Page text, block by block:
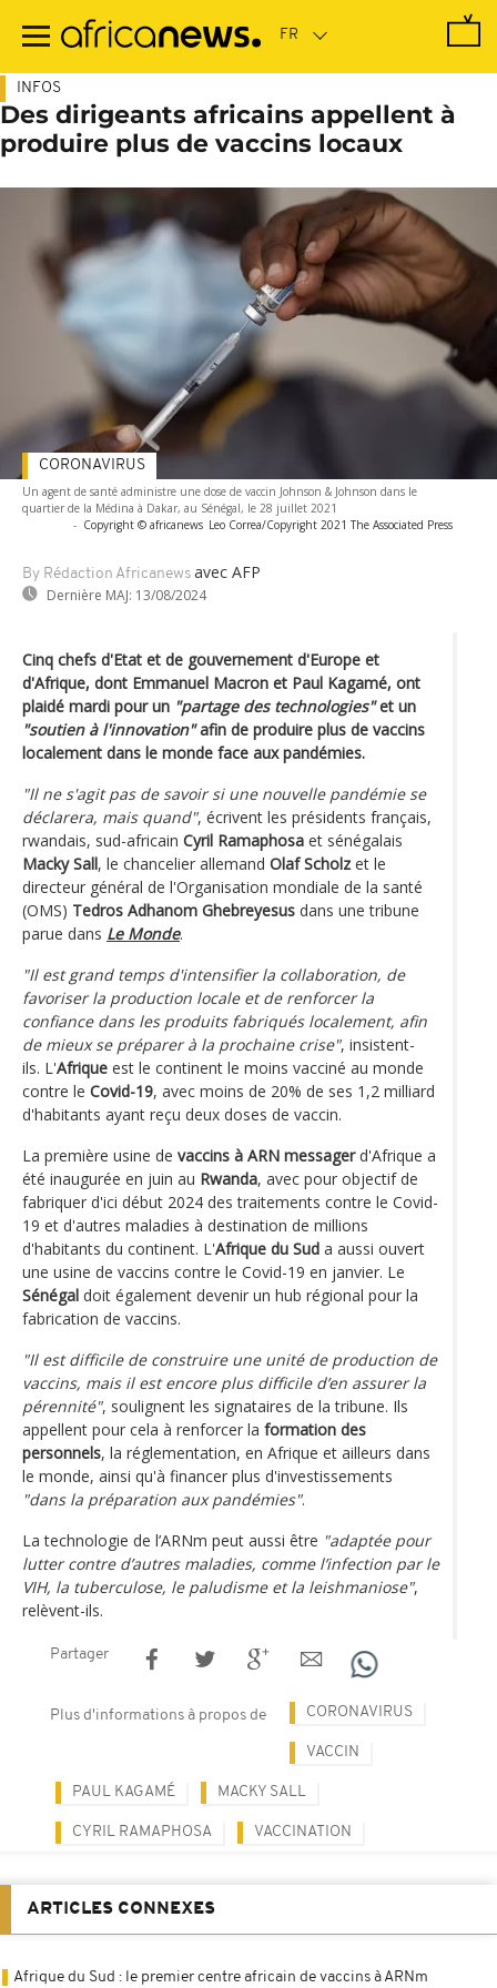
contenu
INFOS
Des dirigeants africains appellent à
produire plus de vaccins locaux
Un agent de santé administre une dose de vaccin Johnson & Johnson dans le
quartier de la Médina à Dakar, au Sénégal, le 28 juillet 2021
- Copyright © africanews Leo Correa/Copyright 2021 The Associated Press
By Rédaction Africanews avec AFP
Dernière MAJ: 13/08/2024
CORONAVIRUS
Cinq chefs d'Etat et de gouvernement d'Europe et
d'Afrique, dont Emmanuel Macron et Paul Kagamé, ont
plaidé mardi pour un "partage des technologies"et un
"soutien à l'innovation"afin de produire plus de vaccins
localement dans le monde face aux pandémies.
"Il ne s'agit pas de savoir si une nouvelle pandémie se
déclarera, mais quand", écrivent les présidents français,
rwandais, sud-africain Cyril Ramaphosa et sénégalais
Macky Sall, le chancelier allemand Olaf Scholzet le
directeur général de l'Organisation mondiale de la santé
(OMS) Tedros Adhanom Ghebreyesus dans une tribune
parue dans Le Monde.
"Il est grand temps d'intensifier la collaboration, de
favoriser la production locale et de renforcer la
confiance dans les produits fabriqués localement, afin
de mieux se préparer à la prochaine crise", insistent-
ils. L'Afrique est le continent le moins vacciné au monde
contre le Covid-19, avec moins de 20% de ses 1,2 milliard
d'habitants ayant reçu deux doses de vaccin.
La première usine de vaccins à ARN messagerd'Afrique a
été inaugurée en juin au Rwanda, avec pour objectif de
fabriquer d'ici début 2024 des traitements contre le Covid-
19 et d'autres maladies à destination de millions
d'habitants du continent. L'Afrique du Sud a aussi ouvert
une usine de vaccins contre le Covid-19 en janvier. Le
Sénégal doit également devenir un hub régional pour la
fabrication de vaccins.
"Il est difficile de construire une unité de production de
vaccins, mais il est encore plus difficile d’en assurer la
pérennité", soulignent les signataires de la tribune. Ils
appellent pour cela à renforcer la formation des
personnels, la réglementation, en Afrique et ailleurs dans
le monde, ainsi qu'à financer plus d'investissements
"dans la préparation aux pandémies".
La technologie de l’ARNm peut aussi être "adaptée pour
lutter contre d’autres maladies, comme l’infection par le
VIH, la tuberculose, le paludisme et la leishmaniose",
relèvent-ils.
Partager
Plus d'informations à propos de CORONAVIRUS
VACCIN
PAUL KAGAMÉ MACKY SALL
CYRIL RAMAPHOSA VACCINATION
ARTICLES CONNEXES
Afrique du Sud : le premier centre africain de vaccins à ARNm